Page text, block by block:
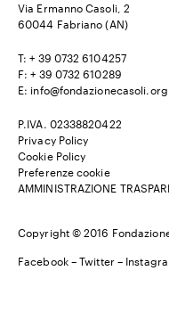
Via Ermanno Casoli, 2
60044 Fabriano (AN)
T: + 39 0732 6104257
F: + 39 0732 610289
E: info@fondazionecasoli.org
P.IVA. 02338820422
Privacy Policy
Cookie Policy
Preferenze cookie
AMMINISTRAZIONE
Copyright © 2016
Facebook–Twitter–